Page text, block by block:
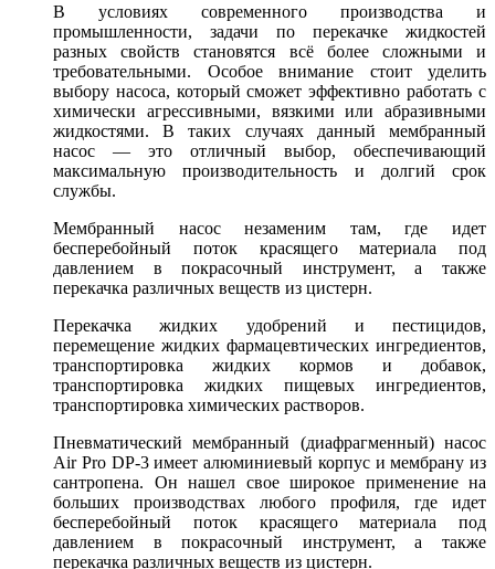
В условиях современного производства и
промышленности, задачи по перекачке жидкостей
разных свойств становятся всё более сложными и
требовательными. Особое внимание стоит уделить
выбору насоса, который сможет эффективно работать с
химически агрессивными, вязкими или абразивными
жидкостями. В таких случаях данный мембранный
насос — это отличный выбор, обеспечивающий
максимальную производительность и долгий срок
службы.
Мембранный насос незаменим там, где идет
бесперебойный поток красящего материала под
давлением в покрасочный инструмент, а также
перекачка различных веществ из цистерн.
Перекачка жидких удобрений и пестицидов,
перемещение жидких фармацевтических ингредиентов,
транспортировка жидких кормов и добавок,
транспортировка жидких пищевых ингредиентов,
транспортировка химических растворов.
Пневматический мембранный (диафрагменный) насос
Air Pro DP-3 имеет алюминиевый корпус и мембрану из
сантропена. Он нашел свое широкое применение на
больших производствах любого профиля, где идет
бесперебойный поток красящего материала под
давлением в покрасочный инструмент, а также
перекачка различных веществ из цистерн.